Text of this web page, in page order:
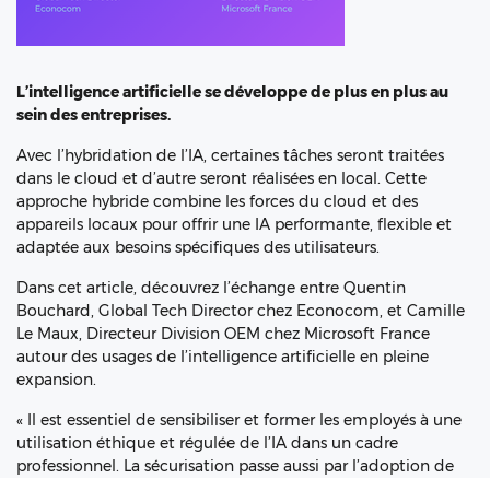
L’intelligence artificielle se développe de plus en plus au
sein des entreprises.
Avec l’hybridation de l’IA, certaines tâches seront traitées
dans le cloud et d’autre seront réalisées en local. Cette
approche hybride combine les forces du cloud et des
appareils locaux pour offrir une IA performante, flexible et
adaptée aux besoins spécifiques des utilisateurs.
Dans cet article, découvrez l’échange entre Quentin
Bouchard, Global Tech Director chez Econocom, et Camille
Le Maux, Directeur Division OEM chez Microsoft France
autour des usages de l’intelligence artificielle en pleine
expansion.
« Il est essentiel de sensibiliser et former les employés à une
utilisation éthique et régulée de l’IA dans un cadre
professionnel. La sécurisation passe aussi par l’adoption de